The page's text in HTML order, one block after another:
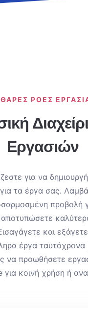
ΡΟΈΣ
Εργασιών
για να
τα έργα σας.
προβολή
και
έργα ταυτόχρονα
να προωθήσετε
για κοινή χρήση ή